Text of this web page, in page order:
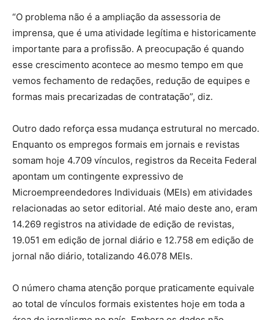
“O problema não é a ampliação da assessoria de
imprensa, que é uma atividade legítima e historicamente
importante para a profissão. A preocupação é quando
esse crescimento acontece ao mesmo tempo em que
vemos fechamento de redações, redução de equipes e
formas mais precarizadas de contratação”, diz.
Outro dado reforça essa mudança estrutural no mercado.
Enquanto os empregos formais em jornais e revistas
somam hoje 4.709 vínculos, registros da Receita Federal
apontam um contingente expressivo de
Microempreendedores Individuais (MEIs) em atividades
relacionadas ao setor editorial. Até maio deste ano, eram
14.269 registros na atividade de edição de revistas,
19.051 em edição de jornal diário e 12.758 em edição de
jornal não diário, totalizando 46.078 MEIs.
O número chama atenção porque praticamente equivale
ao total de vínculos formais existentes hoje em toda a